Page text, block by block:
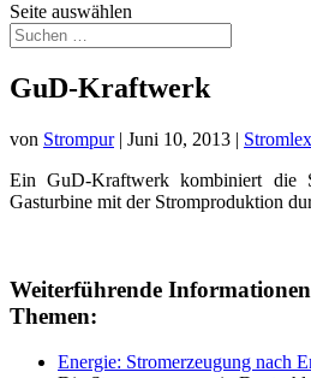
Seite auswählen
GuD-Kraftwerk
von Strompur| Juni 10, 2013 |
Ein GuD-Kraftwerk kombiniert die
Gasturbine mit der Stromproduktion
Weiterführende
Themen:
Energie: Stromerzeugung nach